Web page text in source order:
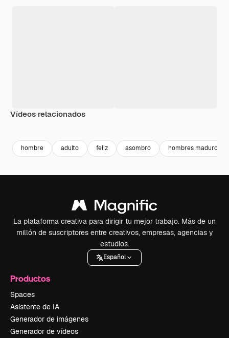
Vídeos relacionados
hombre adulto feliz asombro hombres maduros
La plataforma creativa para dirigir tu mejor trabajo. Más de un
millón de suscriptores entre creativos, empresas, agencias y
estudios.
Español
Productos
Spaces
Asistente de IA
Generador de imágenes
Generador de vídeos